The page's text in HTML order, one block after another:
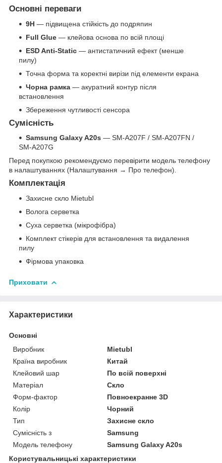
Основні переваги
9H — підвищена стійкість до подряпин
Full Glue — клейова основа по всій площі
ESD Anti-Static — антистатичний ефект (менше
пилу)
Точна форма та коректні вирізи під елементи екрана
Чорна рамка — акуратний контур після
встановлення
Збереження чутливості сенсора
Сумісність
Samsung Galaxy A20s — SM-A207F / SM-A207FN /
SM-A207G
Перед покупкою рекомендуємо перевірити модель телефону
в налаштуваннях (Налаштування → Про телефон).
Комплектація
Захисне скло Mietubl
Волога серветка
Суха серветка (мікрофібра)
Комплект стікерів для встановлення та видалення
пилу
Фірмова упаковка
Приховати
Характеристики
Основні
Виробник
Mietubl
Країна виробник
Китай
Клейовий шар
По всій поверхні
Матеріал
Скло
Форм-фактор
Повноекранне 3D
Колір
Чорний
Тип
Захисне скло
Сумісність з
Samsung
Модель телефону
Samsung Galaxy A20s
Користувальницькі характеристики